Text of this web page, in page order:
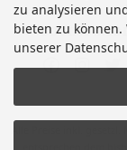
SOCIAL
entsprechen dem
zu analysieren
bieten zu
unserer